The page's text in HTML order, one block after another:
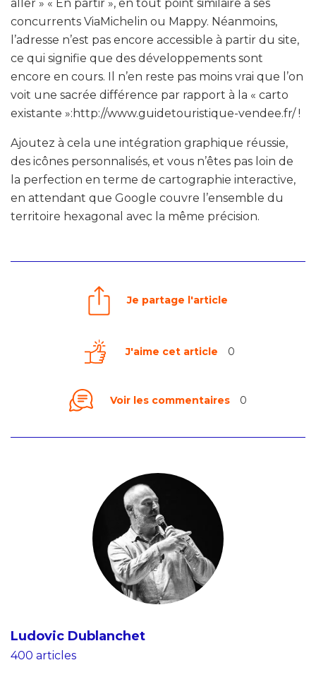
aller » « En partir », en tout point similaire à ses
concurrents ViaMichelin ou Mappy. Néanmoins,
l’adresse n’est pas encore accessible à partir du site,
ce qui signifie que des développements sont
encore en cours. Il n’en reste pas moins vrai que l’on
voit une sacrée différence par rapport à la « carto
existante »:http://www.guidetouristique-vendee.fr/ !
Ajoutez à cela une intégration graphique réussie,
des icônes personnalisés, et vous n’êtes pas loin de
la perfection en terme de cartographie interactive,
en attendant que Google couvre l’ensemble du
territoire hexagonal avec la même précision.
Je partage l'article
J'aime cet article 0
Voir les commentaires 0
Ludovic Dublanchet
400 articles